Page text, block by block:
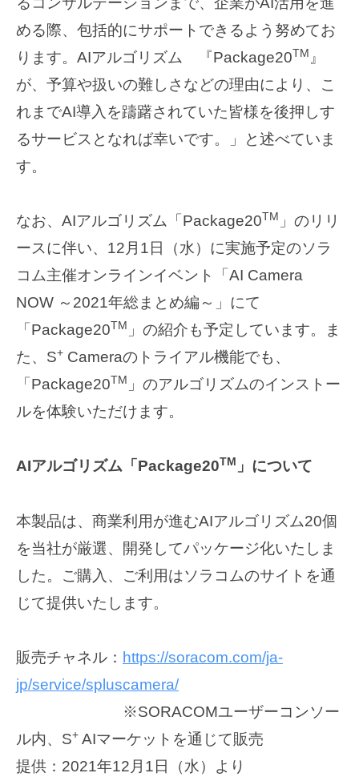
める際、包括的にサポートできるよう努めてお
ります。AIアルゴリズム 『Package20TM 』
が、予算や扱いの難しさなどの理由により、こ
れまでAI導入を躊躇されていた皆様を後押しす
るサービスとなれば幸いです。」と述べていま
す。
なお、AIアルゴリズム「Package20TM 」のリリ
ースに伴い、12月1日（水）に実施予定のソラ
コム主催オンラインイベント「AI Camera
NOW ～2021年総まとめ編～」にて
「Package20TM 」の紹介も予定しています。ま
た、S+ Cameraのトライアル機能でも、
「Package20TM 」のアルゴリズムのインストー
ルを体験いただけます。
AIアルゴリズム「Package20TM 」について
本製品は、商業利用が進むAIアルゴリズム20個
を当社が厳選、開発してパッケージ化いたしま
した。ご購入、ご利用はソラコムのサイトを通
じて提供いたします。
販売チャネル： https://soracom.com/ja-
jp/service/spluscamera/
※SORACOMユーザーコンソー
ル内、S+ AIマーケットを通じて販売
提供：2021年12月1日（水）より